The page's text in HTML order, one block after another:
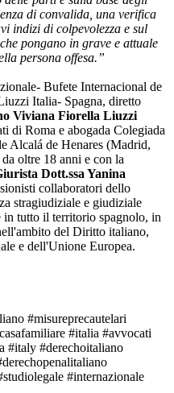
di convalida, una verifica
indizi di colpevolezza e sul
pongano in grave e attuale
persona offesa.”
Bufete Internacional de
Italia- Spagna, diretto
Viviana Fiorella Liuzzi
di Roma e abogada Colegiada
Alcalá de Henares (Madrid,
oltre 18 anni e con la
Dott.ssa Yanina
collaboratori dello
stragiudiziale e giudiziale
in tutto il territorio spagnolo, in
del Diritto italiano,
e dell'Unione Europea.
#misureprecautelari
#italia #avvocati
#italy #derechoitaliano
#internazionale